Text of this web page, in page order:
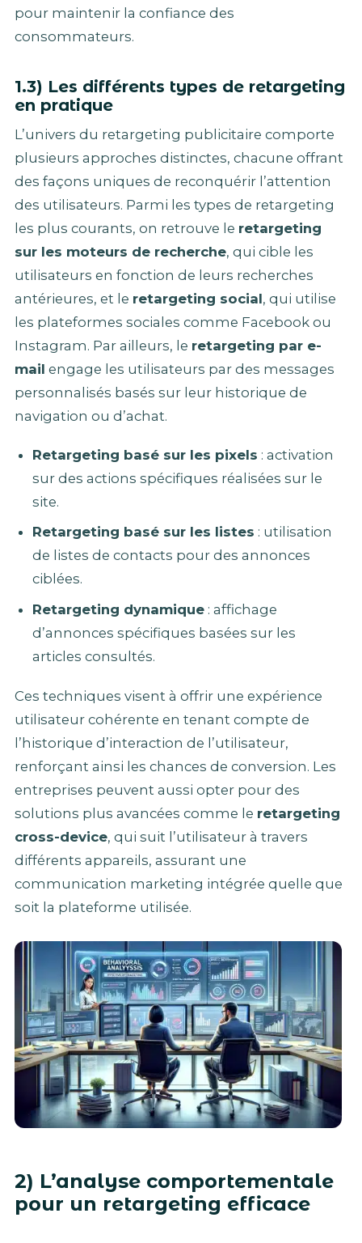
pour maintenir la confiance des
consommateurs.
1.3) Les différents types de retargeting
en pratique
L’univers du retargeting publicitaire comporte
plusieurs approches distinctes, chacune offrant
des façons uniques de reconquérir l’attention
des utilisateurs. Parmi les types de retargeting
les plus courants, on retrouve le retargeting
sur les moteurs de recherche, qui cible les
utilisateurs en fonction de leurs recherches
antérieures, et le retargeting social, qui utilise
les plateformes sociales comme Facebook ou
Instagram. Par ailleurs, le retargeting par e-
mail engage les utilisateurs par des messages
personnalisés basés sur leur historique de
navigation ou d’achat.
Retargeting basé sur les pixels : activation
sur des actions spécifiques réalisées sur le
site.
Retargeting basé sur les listes : utilisation
de listes de contacts pour des annonces
ciblées.
Retargeting dynamique: affichage
d’annonces spécifiques basées sur les
articles consultés.
Ces techniques visent à offrir une expérience
utilisateur cohérente en tenant compte de
l’historique d’interaction de l’utilisateur,
renforçant ainsi les chances de conversion. Les
entreprises peuvent aussi opter pour des
solutions plus avancées comme le retargeting
cross-device, qui suit l’utilisateur à travers
différents appareils, assurant une
communication marketing intégrée quelle que
soit la plateforme utilisée.
2) L’analyse comportementale
pour un retargeting efficace